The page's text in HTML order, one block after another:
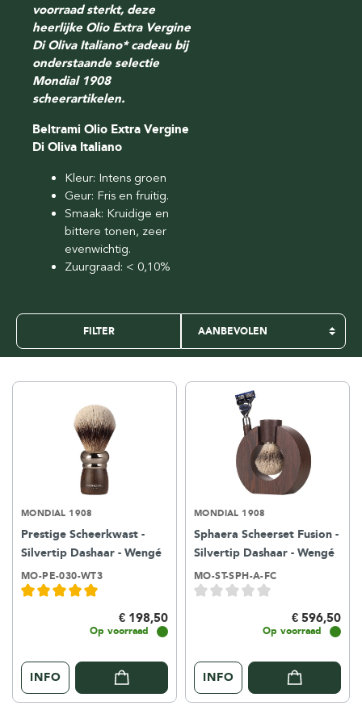
voorraad sterkt, deze
heerlijke Olio Extra Vergine
Di Oliva Italiano* cadeau bij
onderstaande selectie
Mondial 1908
scheerartikelen.
Beltrami Olio Extra Vergine
Di Oliva Italiano
Kleur: Intens groen
Geur: Fris en fruitig.
Smaak: Kruidige en
bittere tonen, zeer
evenwichtig.
Zuurgraad: < 0,10%
FILTER
MONDIAL 1908
Prestige Scheerkwast -
Silvertip Dashaar - Wengé
MO-PE-030-WT3
€ 198,50
Op voorraad
INFO
MONDIAL 1908
Sphaera Scheerset Fusion -
Silvertip Dashaar - Wengé
MO-ST-SPH-A-FC
€ 596,50
Op voorraad
INFO